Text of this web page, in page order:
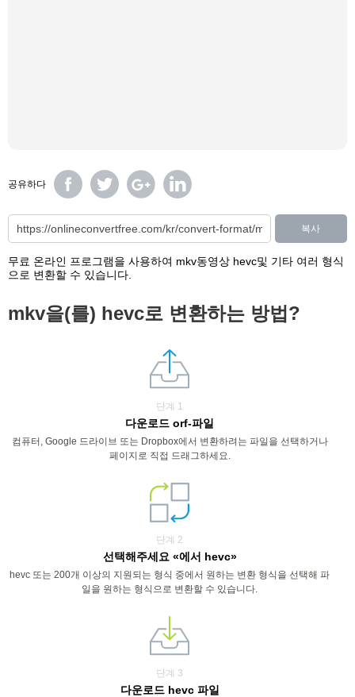
공유하다
복사
무료 온라인 프로그램을 사용하여 mkv동영상 hevc및 기타 여러 형식
으로 변환할 수 있습니다.
mkv을(를) hevc로 변환하는 방법?
단계 1
다운로드 orf-파일
컴퓨터, Google 드라이브 또는 Dropbox에서 변환하려는 파일을 선택하거나
페이지로 직접 드래그하세요.
단계 2
선택해주세요 «에서 hevc»
hevc 또는 200개 이상의 지원되는 형식 중에서 원하는 변환 형식을 선택해 파
일을 원하는 형식으로 변환할 수 있습니다.
단계 3
다운로드 hevc 파일